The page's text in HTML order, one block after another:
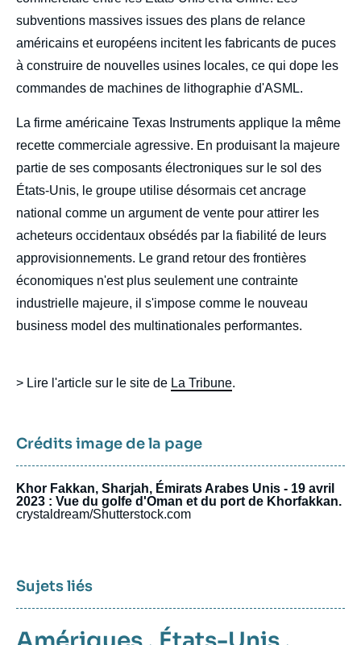
subventions massives issues des plans de relance
américains et européens incitent les fabricants de puces
à construire de nouvelles usines locales, ce qui dope les
commandes de machines de lithographie d'ASML.
La firme américaine Texas Instruments applique la même
recette commerciale agressive. En produisant la majeure
partie de ses composants électroniques sur le sol des
États-Unis, le groupe utilise désormais cet ancrage
national comme un argument de vente pour attirer les
acheteurs occidentaux obsédés par la fiabilité de leurs
approvisionnements. Le grand retour des frontières
économiques n'est plus seulement une contrainte
industrielle majeure, il s'impose comme le nouveau
business model des multinationales performantes.
> Lire l'article sur le site de La Tribune.
Crédits image de la page
Khor Fakkan, Sharjah, Émirats Arabes Unis - 19 avril
2023 : Vue du golfe d'Oman et du port de Khorfakkan.
crystaldream/Shutterstock.com
Sujets liés